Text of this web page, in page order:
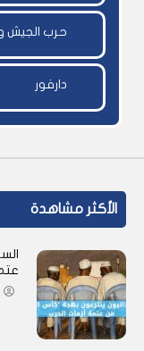
حرب الجيش
دارفور
الأكثر مشاهدة